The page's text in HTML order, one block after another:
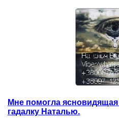
Мне помогла
гадалку Наталью.